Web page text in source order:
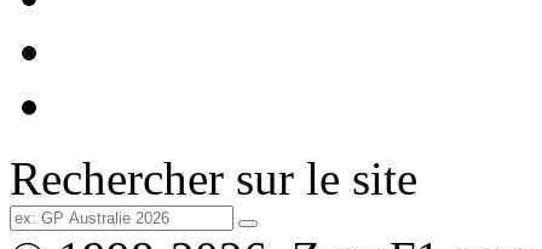
Rechercher sur le site